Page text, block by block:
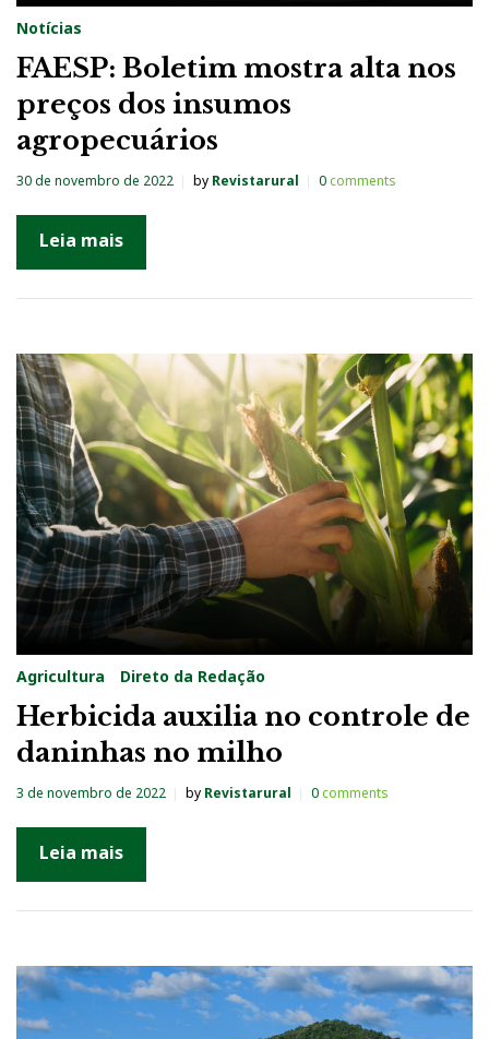
Notícias
FAESP: Boletim mostra alta nos
preços dos insumos
agropecuários
30 de novembro de 2022 by Revistarural 0comments
Leia mais
Agricultura Direto da Redação
Herbicida auxilia no controle de
daninhas no milho
3 de novembro de 2022 by Revistarural 0comments
Leia mais